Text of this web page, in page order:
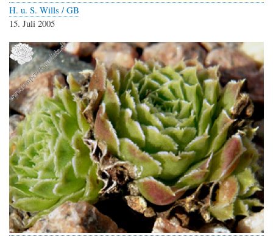
H. u. S. Wills / GB
15. Juli 2005